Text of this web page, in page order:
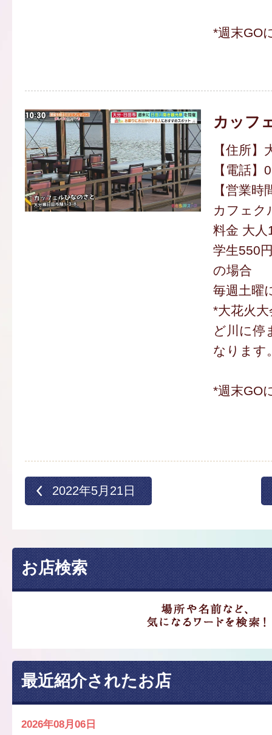
*週末GO
カッフ
【住所
【電話
【営業
カフェク
料金 大人
学生550
の場合
毎週土曜
*大花火
ど川に停
なります
*週末GO
2022年5月21日
お店検索
最近紹介されたお店
2026年08月06日